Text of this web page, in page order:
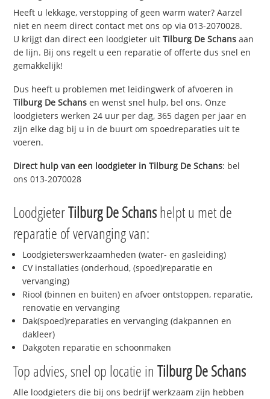
Heeft u lekkage, verstopping of geen warm water? Aarzel
niet en neem direct contact met ons op via 013-2070028.
U krijgt dan direct een loodgieter uitTilburg De Schans aan
de lijn. Bij ons regelt u een reparatie of offerte dus snel en
gemakkelijk!
Dus heeft u problemen met leidingwerk of afvoeren in
Tilburg De Schans en wenst snel hulp, bel ons. Onze
loodgieters werken 24 uur per dag, 365 dagen per jaar en
zijn elke dag bij u in de buurt om spoedreparaties uit te
voeren.
Direct hulp van een loodgieter inTilburg De Schans: bel
ons 013-2070028
LoodgieterTilburg De Schanshelpt u met de
reparatie of vervanging van:
Loodgieterswerkzaamheden (water- en gasleiding)
CV installaties (onderhoud, (spoed)reparatie en
vervanging)
Riool (binnen en buiten) en afvoer ontstoppen, reparatie,
renovatie en vervanging
Dak(spoed)reparaties en vervanging (dakpannen en
dakleer)
Dakgoten reparatie en schoonmaken
Top advies, snel op locatie inTilburg De Schans
Alle loodgieters die bij ons bedrijf werkzaam zijn hebben